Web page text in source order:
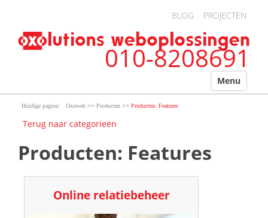
BLOG PROJECTEN
010-8208691
Menu
Oxoweb >> Producten >> Producten: Features
Terug naar categorieën
Producten: Features
Online relatiebeheer